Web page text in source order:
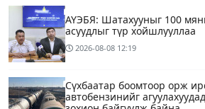
АҮЭБЯ: Шатахууныг 100
асуудлыг түр хойшлууллаа
2026-08-08 12:19
Сүхбаатар боомтоор орж
автобензинийг